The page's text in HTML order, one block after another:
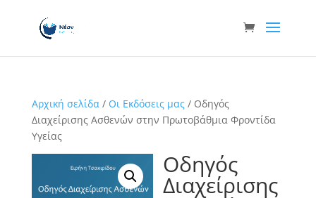
Αρχική σελίδα/ Οι Εκδόσεις μας/ Οδηγός
Διαχείρισης Ασθενών στην Πρωτοβάθμια Φροντίδα
Υγείας
Οδηγός
Διαχείρισης